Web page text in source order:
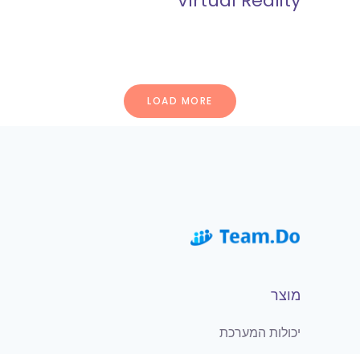
LOAD MORE
מוצר
יכולות המערכת